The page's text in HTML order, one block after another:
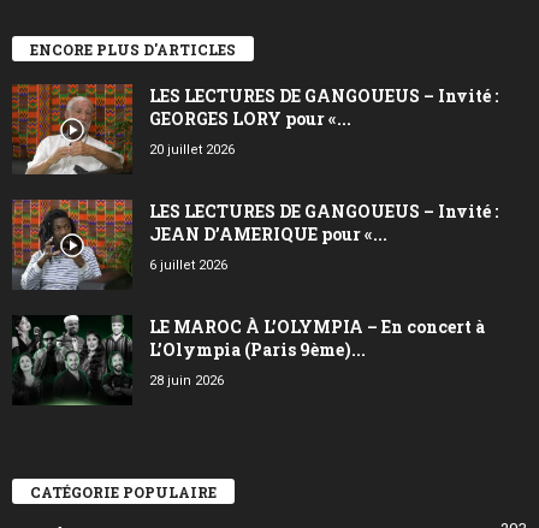
ENCORE PLUS D'ARTICLES
LES LECTURES DE GANGOUEUS – Invité :
GEORGES LORY pour «...
20 juillet 2026
LES LECTURES DE GANGOUEUS – Invité :
JEAN D’AMERIQUE pour «...
6 juillet 2026
LE MAROC À L’OLYMPIA – En concert à
L’Olympia (Paris 9ème)...
28 juin 2026
CATÉGORIE POPULAIRE